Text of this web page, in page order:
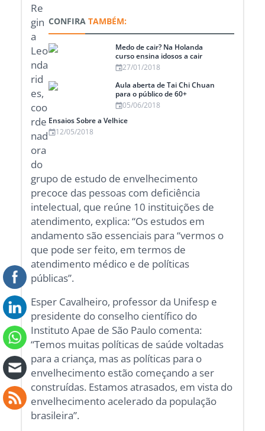
CONFIRA TAMBÉM:
Medo de cair? Na Holanda
curso ensina idosos a cair
27/01/2018
Aula aberta de Tai Chi Chuan
para o público de 60+
05/06/2018
Ensaios Sobre a Velhice
12/05/2018
Re
gin
a
Leo
nda
rid
es,
coo
rde
nad
ora
do
grupo de estudo de envelhecimento
precoce das pessoas com deficiência
intelectual, que reúne 10 instituições de
atendimento, explica: “Os estudos em
andamento são essenciais para “vermos o
que pode ser feito, em termos de
atendimento médico e de políticas
públicas”.
Esper Cavalheiro, professor da Unifesp e
presidente do conselho científico do
Instituto Apae de São Paulo comenta:
“Temos muitas políticas de saúde voltadas
para a criança, mas as políticas para o
envelhecimento estão começando a ser
construídas. Estamos atrasados, em vista do
envelhecimento acelerado da população
brasileira”.